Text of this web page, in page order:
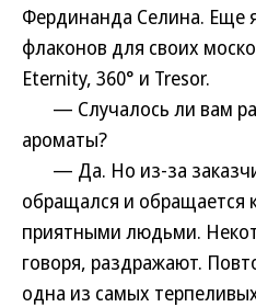
Фердинанда Селина. Еще
флаконов для своих
Eternity, 360° и Tresor.
— Случалось ли вам
ароматы?
— Да. Но из-за
обращался и обращается
приятными людьми.
говоря, раздражают.
одна из самых